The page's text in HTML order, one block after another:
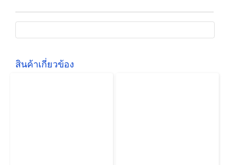
สินค้าเกี่ยวข้อง